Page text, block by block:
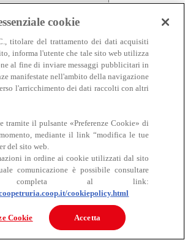
Carne
cookie
titolare del trattamento dei dati acquisiti
informa l'utente che tale sito web utilizza
al fine di inviare messaggi pubblicitari in
manifestate nell'ambito della navigazione
l'arricchimento dei dati raccolti con altri
tramite il pulsante «Preferenze Cookie» di
mediante il link “modifica le tue
del sito web.
in ordine ai cookie utilizzati dal sito
comunicazione è possibile consultare
completa al link:
cookiepolicy.html
Cookie Accetta